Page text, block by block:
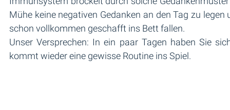
Mühe keine negativen Gedanken an den Tag zu
schon vollkommen geschafft ins Bett fallen.
Unser Versprechen: In ein paar Tagen haben Sie
kommt wieder eine gewisse Routine ins Spiel.